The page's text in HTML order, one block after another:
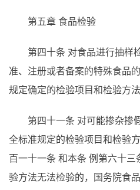
第五章 食品检验
第四十条 对食品进行抽样
准、注册或者备案的特殊食品
规定确定的检验项目和检验方法
第四十一条 对可能掺杂掺
全标准规定的检验项目和检验
百一十一条 和本条 例第六十三
验方法无法检验的，国务院食